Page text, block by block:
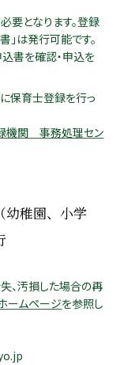
となります。登録
」は発行可能です。
書を確認・申込を
保育士登録を行っ
機関 事務処理セン
幼稚園、小学
、汚損した場合の再
ームページを参照し